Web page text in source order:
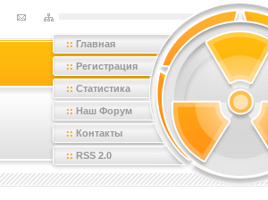
:: Главная
:: Регистрация
:: Статистика
:: Наш Форум
:: Контакты
:: RSS 2.0